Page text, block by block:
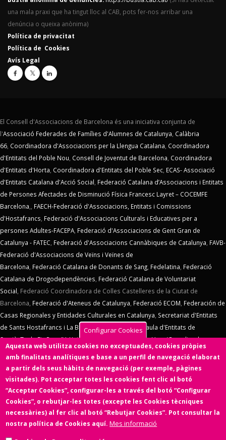
una mala praxi que ha tingut lloc al CAB, pots fer-nos arribar una
denúncia o queixa anònima)
Política de privacitat
Política de Cookies
Avís Legal
El Consell d'Associacions de Barcelona és una iniciativa conjunta de
l'Associació Federades de Famílies d'Alumnes de Catalunya, Calàbria
66, Coordinadora d'Associacions per la Llengua Catalana, Coordinadora
d'Entitats del Poble Nou, Consell de Joventut de Barcelona, Coordinadora
d'Entitats d'Horta, Coordinadora d'Entitats del Poble Sec, ECAS- Associació
d'Entitats Catalana d'Acció Social, Federació Catalana d’Associacions i Entitats
de Persones Afectades de Disminució Física Francesc Layret – COCEMFE
Barcelona,, FAECH-Federació d'Associacions, Entitats i Comissions
d'Hostafrancs, Federació d'Associacions Culturals i Educatives per a
persones Adultes-FACEPA, Federació d'Associacions de Gent Gran de
Catalunya - FATEC, Federació d'Associacions Cannàbiques de Catalunya, FAVB-
Federació d'Associacions de Veïns i Veïnes de
Barcelona, Federació Catalana de Donants de Sang, Fedelatina, Federació
Catalana de Drogodependències, Federació Catalana de Voluntariat
Social, Federació Coordinadora de Colles Castelleres de la Ciutat de
Barcelona, Federació d'Ateneus de Catalunya, Federació ECOM, Federación de
Casas Regionales y Entidades Culturales en Catalunya, Secretariat d'Entitats
de Sants Hostafrancs i La Bordeta,SOS Racisme, Taula d'Entitats de
Sarrià,Taula Eix Pere IV,Unió d'Entitats de La Marina,Vern (Coordinadora
d'Entitats de La Verneda)
Xarxa d'Economia Solidària
Consell d'Associacions de Barcelona manté un conveni de col·laboració amb
Ens de l'Asociacionisme Cultural - ENS
Coordinadora Catalana de
Fundacions. El Consell d'Associacions de Barcelona és membre deXarxa
d'Economia Solidària,FETS – Finançament Ètic i Solidari,Associació
SinergiaTIC,Coop57i deFiare
Aquesta web ha estat desenvolupada per una entitat de l'Economia
Social i Solidària,
Configurar Cookies
Aquesta web utilitza cookies no exceptuades, cookies pròpies
amb finalitats analítiques e base a un perfil de navegació elaborat
a partir dels seus hàbits de navegació (per exemple, pàgines
visitades). Pot acceptar totes les cookies fent clic al botó
“Acceptar Cookies”, configurar-les a través del botó “Configurar
Cookies”, o rebutjar-les totes (excepte les Cookies tècniques
necessàries) al fer clic al botó “Rebutjar Cookies”. Pot consultar la
nostra política de Cookies aquí. Mes informació